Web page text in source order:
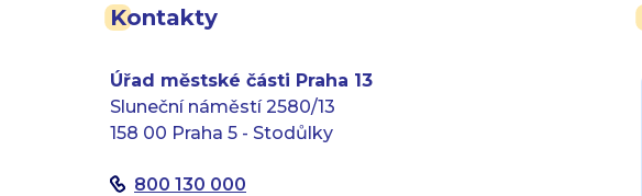
Kontakty
Úřad městské části Praha 13
Sluneční náměstí 2580/13
158 00 Praha 5 - Stodůlky
800 130 000